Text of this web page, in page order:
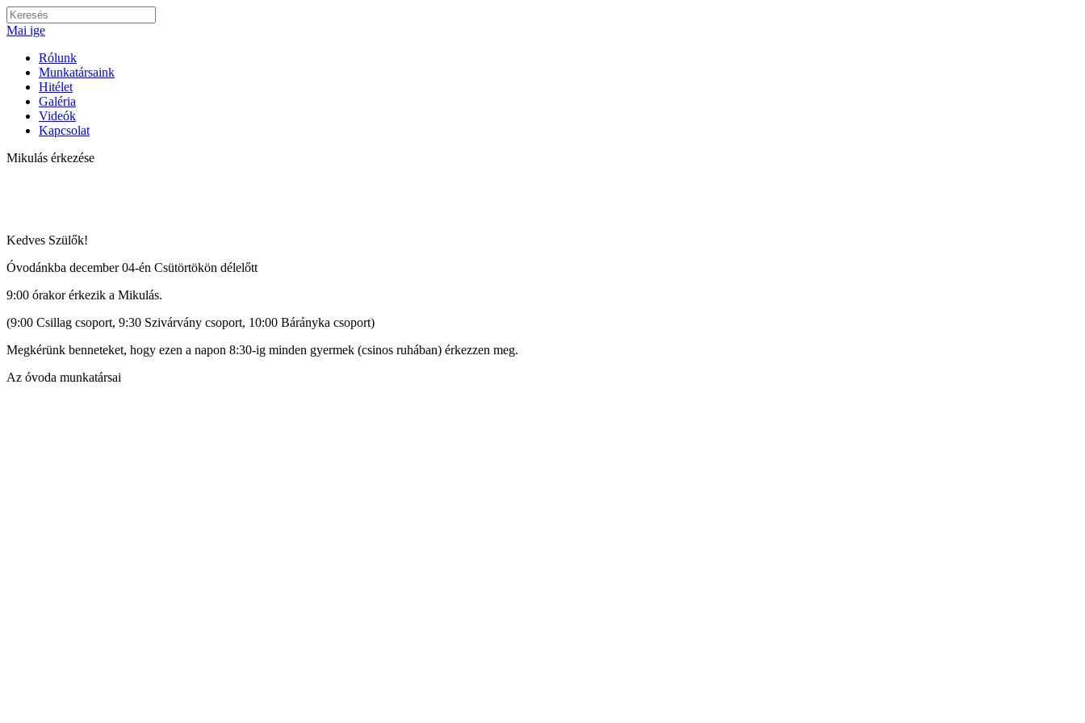
Skip
to
content
Keresés:
Mai ige
Rólunk
Munkatársaink
Hitélet
Galéria
Videók
Kapcsolat
Mikulás érkezése
Kedves Szülők!
Óvodánkba december 04-én Csütörtökön délelőtt
9:00 órakor érkezik a Mikulás.
(9:00 Csillag csoport, 9:30 Szivárvány csoport, 10:00 Bárányka csoport)
Megkérünk benneteket, hogy ezen a napon 8:30-ig minden gyermek (csinos ruhában) érkezzen meg.
Az óvoda munkatársai